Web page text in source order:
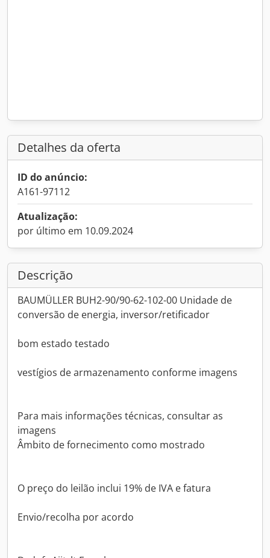
Detalhes da oferta
ID do anúncio:
A161-97112
Atualização:
por último em 10.09.2024
Descrição
BAUMÜLLER BUH2-90/90-62-102-00 Unidade de
conversão de energia, inversor/retificador
bom estado testado
vestígios de armazenamento conforme imagens
Para mais informações técnicas, consultar as
imagens
Âmbito de fornecimento como mostrado
O preço do leilão inclui 19% de IVA e fatura
Envio/recolha por acordo